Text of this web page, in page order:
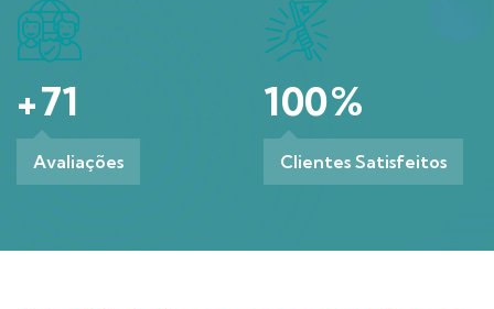
+71
Avaliações
100%
Clientes Satisfeitos